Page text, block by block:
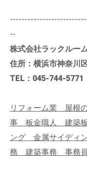
--
株式会社ラックルー
住所：横浜市神奈川
TEL：045-744-5771
リフォーム業 屋
事 板金職人 建築
ング 金属サイデ
務 建築事務 事務